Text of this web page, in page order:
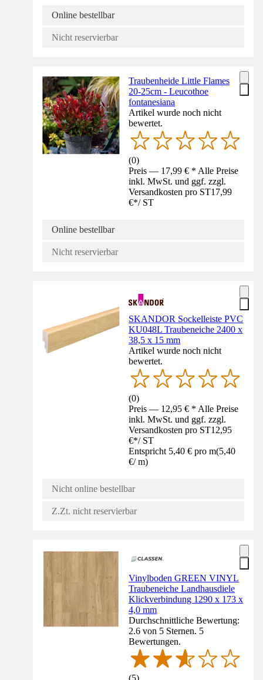
Online bestellbar
Nicht reservierbar
Traubenheide Little Flames
20-25cm - Leucothoe
fontanesiana
Artikel wurde noch nicht
bewertet.
(0)
Preis — 17,99 € * Alle Preise
inkl. MwSt. und ggf. zzgl.
Versandkosten pro ST17,99
€*/ ST
Online bestellbar
Nicht reservierbar
SKANDOR Sockelleiste PVC
KU048L Traubeneiche 2400 x
38,5 x 15 mm
Artikel wurde noch nicht
bewertet.
(0)
Preis — 12,95 € * Alle Preise
inkl. MwSt. und ggf. zzgl.
Versandkosten pro ST12,95
€*/ ST
Entspricht 5,40 € pro m(5,40
€/ m)
Nicht online bestellbar
Z.Zt. nicht reservierbar
Vinylboden GREEN VINYL
Traubeneiche Landhausdiele
Klickverbindung 1290 x 173 x
4,0 mm
Durchschnittliche Bewertung:
2.6 von 5 Sternen. 5
Bewertungen.